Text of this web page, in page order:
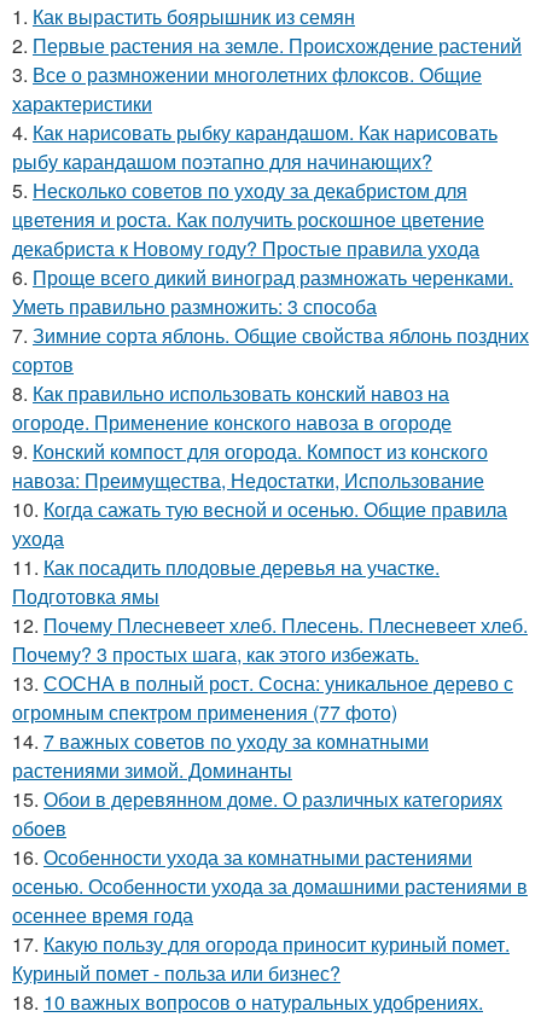
1. Как вырастить боярышник из семян
2. Первые растения на земле. Происхождение растений
3. Все о размножении многолетних флоксов. Общие
характеристики
4. Как нарисовать рыбку карандашом. Как нарисовать
рыбу карандашом поэтапно для начинающих?
5. Несколько советов по уходу за декабристом для
цветения и роста. Как получить роскошное цветение
декабриста к Новому году? Простые правила ухода
6. Проще всего дикий виноград размножать черенками.
Уметь правильно размножить: 3 способа
7. Зимние сорта яблонь. Общие свойства яблонь поздних
сортов
8. Как правильно использовать конский навоз на
огороде. Применение конского навоза в огороде
9. Конский компост для огорода. Компост из конского
навоза: Преимущества, Недостатки, Использование
10. Когда сажать тую весной и осенью. Общие правила
ухода
11. Как посадить плодовые деревья на участке.
Подготовка ямы
12. Почему Плесневеет хлеб. Плесень. Плесневеет хлеб.
Почему? 3 простых шага, как этого избежать.
13. СОСНА в полный рост. Сосна: уникальное дерево с
огромным спектром применения (77 фото)
14. 7 важных советов по уходу за комнатными
растениями зимой. Доминанты
15. Обои в деревянном доме. О различных категориях
обоев
16. Особенности ухода за комнатными растениями
осенью. Особенности ухода за домашними растениями в
осеннее время года
17. Какую пользу для огорода приносит куриный помет.
Куриный помет - польза или бизнес?
18. 10 важных вопросов о натуральных удобрениях.